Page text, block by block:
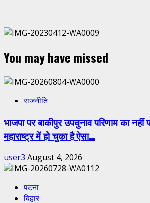
You may have missed
राजनीति
भाजपा पर बाकीपुर उपचुनाव परिणाम का
महाराष्ट्र में हो चुका है ऐसा…
user3 August 4, 2026
पटना
बिहार